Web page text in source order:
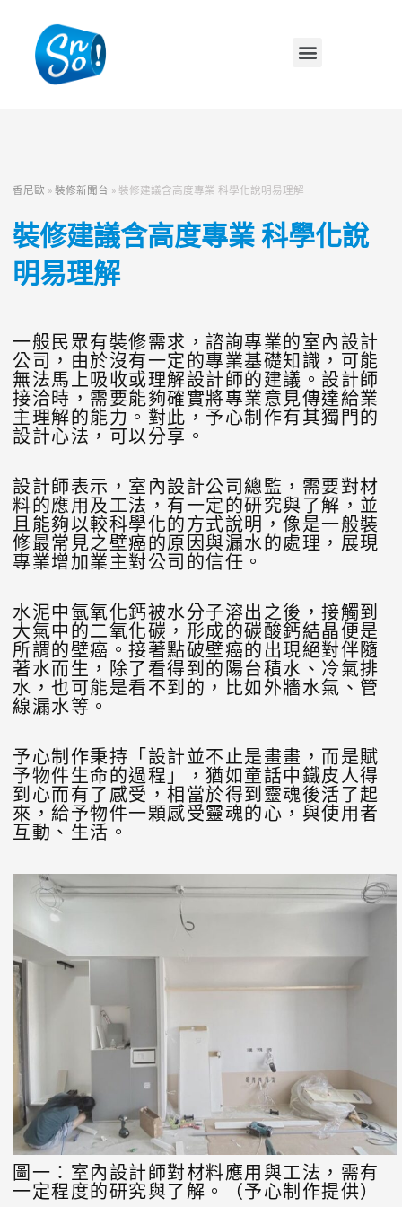
香尼歐 »裝修新聞台 » 裝修建議含高度專業 科學化說明易理解
裝修建議含高度專業 科學化說
明易理解
一般民眾有裝修需求，諮詢專業的室內設計
公司，由於沒有一定的專業基礎知識，可能
無法馬上吸收或理解設計師的建議。設計師
接洽時，需要能夠確實將專業意見傳達給業
主理解的能力。對此，予心制作有其獨門的
設計心法，可以分享。
設計師表示，室內設計公司總監，需要對材
料的應用及工法，有一定的研究與了解，並
且能夠以較科學化的方式說明，像是一般裝
修最常見之壁癌的原因與漏水的處理，展現
專業增加業主對公司的信任。
水泥中氫氧化鈣被水分子溶出之後，接觸到
大氣中的二氧化碳，形成的碳酸鈣結晶便是
所謂的壁癌。接著點破壁癌的出現絕對伴隨
著水而生，除了看得到的陽台積水、冷氣排
水，也可能是看不到的，比如外牆水氣、管
線漏水等。
予心制作秉持「設計並不止是畫畫，而是賦
予物件生命的過程」，猶如童話中鐵皮人得
到心而有了感受，相當於得到靈魂後活了起
來，給予物件一顆感受靈魂的心，與使用者
互動、生活。
圖一：室內設計師對材料應用與工法，需有
一定程度的研究與了解。（予心制作提供）